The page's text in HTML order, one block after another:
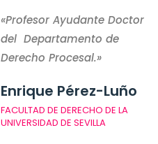
«Profesor Ayudante Doctor
del Departamento de
Derecho Procesal.»
Enrique Pérez-Luño
FACULTAD DE DERECHO DE LA
UNIVERSIDAD DE SEVILLA